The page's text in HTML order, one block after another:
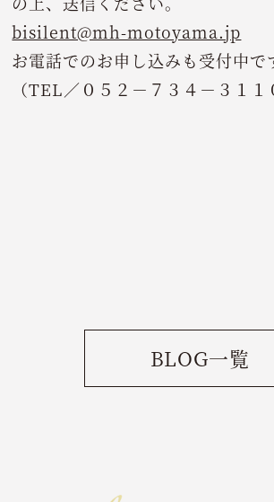
bisilent@mh-motoyama.jp
お電話でのお申し込みも受付中で
（TEL／０５２－７３４－３１１
BLOG一覧